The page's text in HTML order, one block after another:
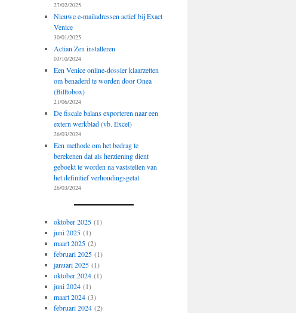
27/02/2025
Nieuwe e-mailadressen actief bij Exact
Venice
30/01/2025
Actian Zen installeren
03/10/2024
Een Venice online-dossier klaarzetten
om benaderd te worden door Onea
(Billtobox)
21/06/2024
De fiscale balans exporteren naar een
extern werkblad (vb. Excel)
26/03/2024
Een methode om het bedrag te
berekenen dat als herziening dient
geboekt te worden na vaststellen van
het definitief verhoudingsgetal.
26/03/2024
oktober 2025(1)
juni 2025(1)
maart 2025(2)
februari 2025(1)
januari 2025(1)
oktober 2024(1)
juni 2024(1)
maart 2024(3)
februari 2024(2)